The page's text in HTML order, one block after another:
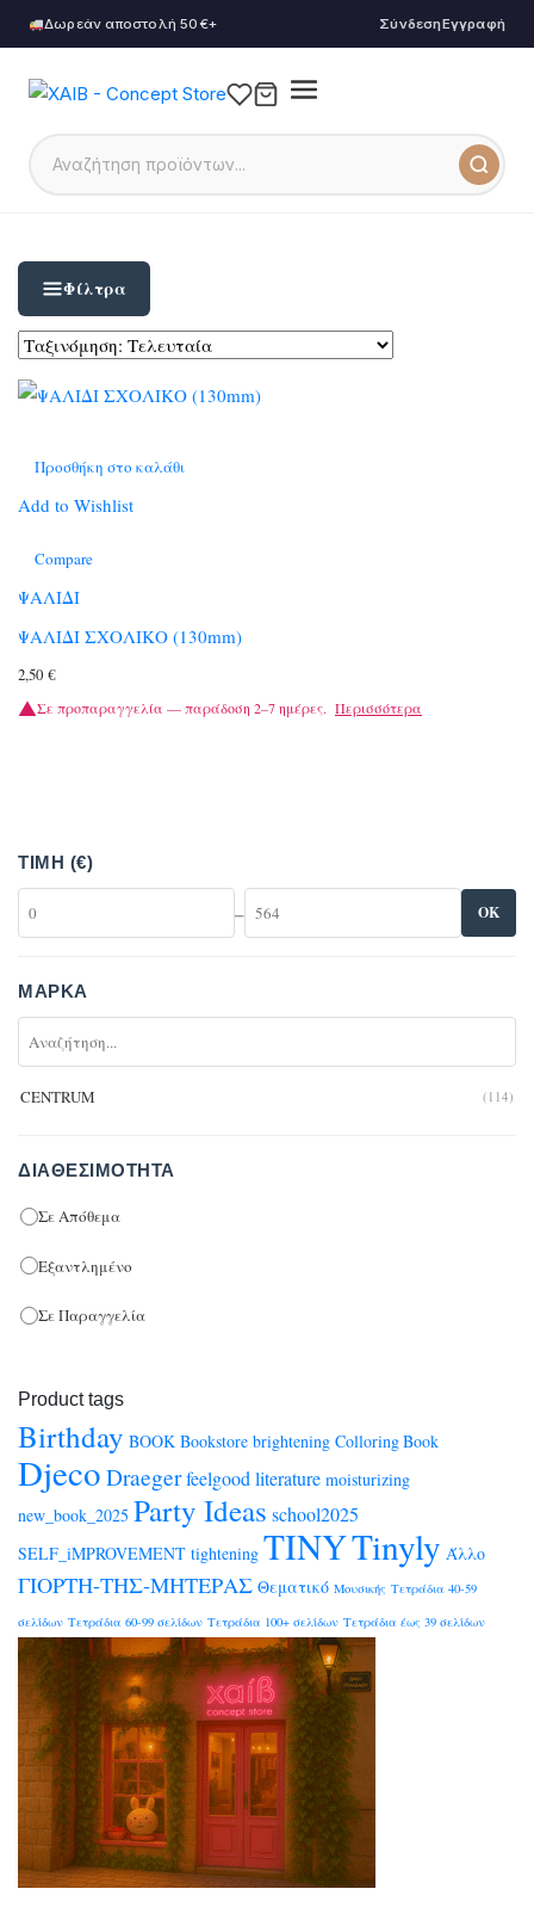
Δωρεάν αποστολή 50€+ ΣύνδεσηΕγγραφή
Φίλτρα
Προσθήκη στο καλάθι
Add to Wishlist
Compare
ΨΑΛΙΔΙ
ΨΑΛΙΔΙ ΣΧΟΛΙΚΟ (130mm)
2,50 €
Σε προπαραγγελία — παράδοση 2–7 ημέρες. Περισσότερα
ΤΙΜΉ (€)
– OK
ΜΆΡΚΑ
CENTRUM (114)
ΔΙΑΘΕΣΙΜΌΤΗΤΑ
Σε Απόθεμα
Εξαντλημένο
Σε Παραγγελία
Product tags
Birthday BOOK Bookstore brightening Colloring Book
Djeco Draegerfeelgoodliterature moisturizing
new_book_2025 Party Ideas school2025
SELF_iMPROVEMENT tightening TINYTinyly Άλλο
ΓΙΟΡΤΗ-ΤΗΣ-ΜΗΤΕΡΑΣ Θεματικό Μουσικής Τετράδια 40-59
σελίδων Τετράδια 60-99 σελίδων Τετράδια 100+ σελίδων Τετράδια έως 39 σελίδων